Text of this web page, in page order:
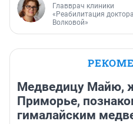
Главврач клиники
«Реабилитация доктора
Волковой»
Медведицу Майю,
Приморье,
гималайским